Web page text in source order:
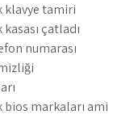
klavye tamiri
çatladı
numarası
bios markaları ami